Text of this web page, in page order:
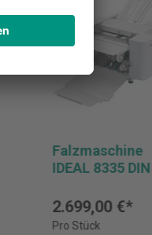
Falzmaschine
IDEAL 8335
2.699,00 €*
Pro Stück